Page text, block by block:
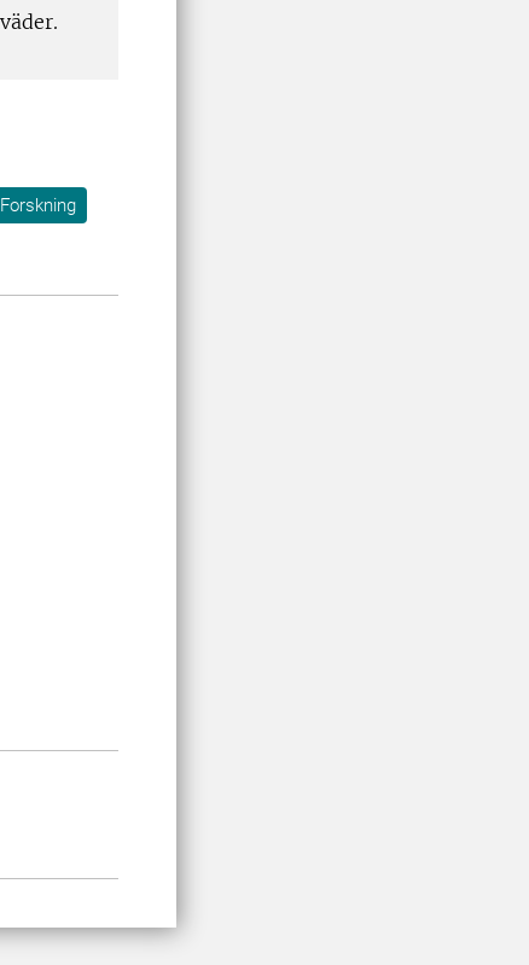
Forskning